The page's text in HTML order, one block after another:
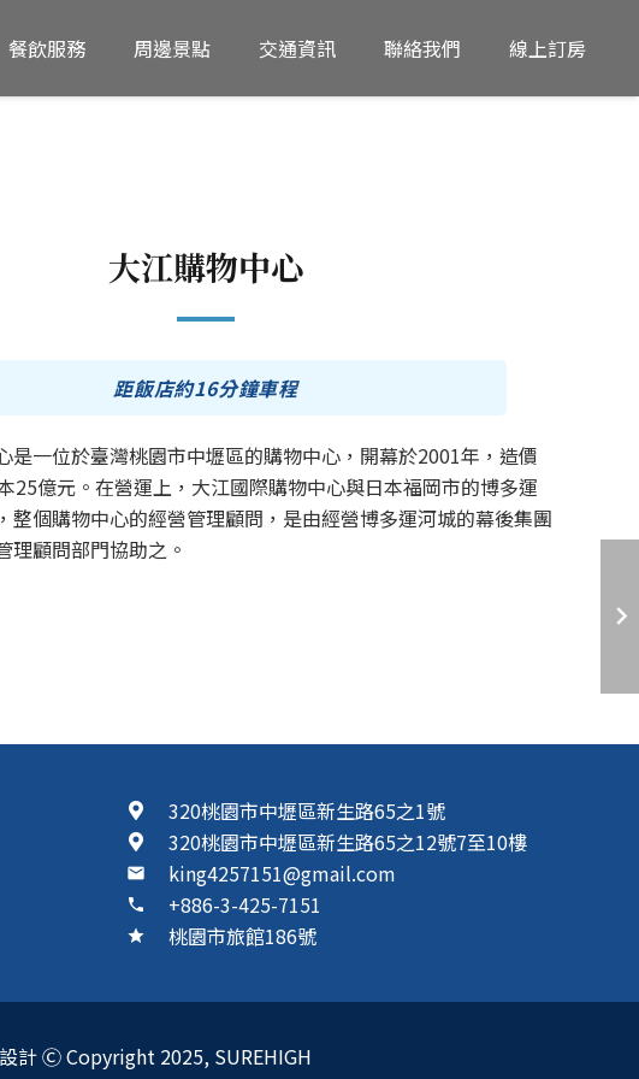
餐飲服務 周邊景點 交通資訊 聯絡我們 線上訂房
大江購物中心
距飯店約16分鐘車程
是一位於臺灣桃園市中壢區的購物中心，開幕於2001年，造價
25億元。在營運上，大江國際購物中心與日本福岡市的博多運
整個購物中心的經營管理顧問，是由經營博多運河城的幕後集團
理顧問部門協助之。
320桃園市中壢區新生路65之1號
320桃園市中壢區新生路65之12號7至10樓
mail king4257151@gmail.com
phone +886-3-425-7151
star 桃園市旅館186號
計 Ⓒ Copyright 2025, SUREHIGH